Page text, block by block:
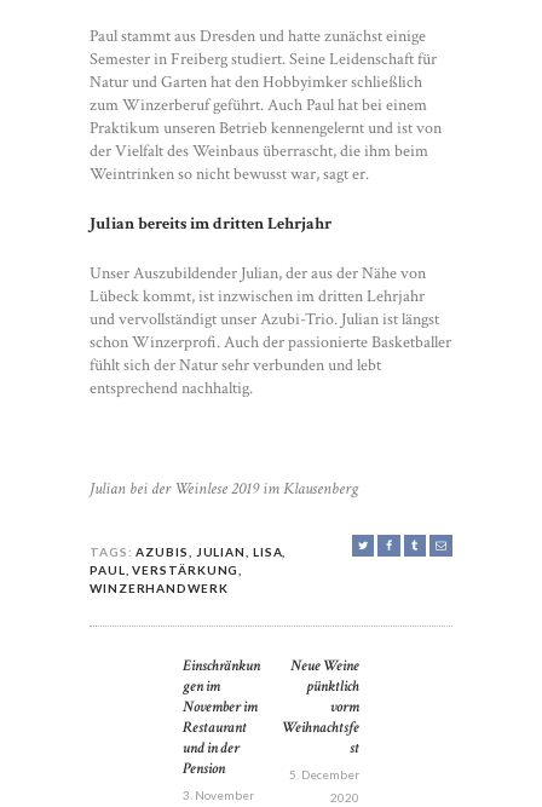
Paul stammt aus Dresden und hatte zunächst einige
Semester in Freiberg studiert. Seine Leidenschaft für
Natur und Garten hat den Hobbyimker schließlich
zum Winzerberuf geführt. Auch Paul hat bei einem
Praktikum unseren Betrieb kennengelernt und ist von
der Vielfalt des Weinbaus überrascht, die ihm beim
Weintrinken so nicht bewusst war, sagt er.
Julian bereits im dritten Lehrjahr
Unser Auszubildender Julian, der aus der Nähe von
Lübeck kommt, ist inzwischen im dritten Lehrjahr
und vervollständigt unser Azubi-Trio. Julian ist längst
schon Winzerprofi. Auch der passionierte Basketballer
fühlt sich der Natur sehr verbunden und lebt
entsprechend nachhaltig.
Julian bei der Weinlese 2019 im Klausenberg
TAGS: AZUBIS JULIAN LISA
PAUL
,VERSTÄRKUNG
WINZERHANDWERK
NAVIGATION
Previous
post:
Einschränkun
gen im
November im
Restaurant
und in der
Pension
3. November
Neue Weine
pünktlich
vorm
Weihnachtsfe
st
5. December
2020